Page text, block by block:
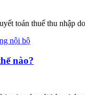
toán thuế thu nhập
nào?